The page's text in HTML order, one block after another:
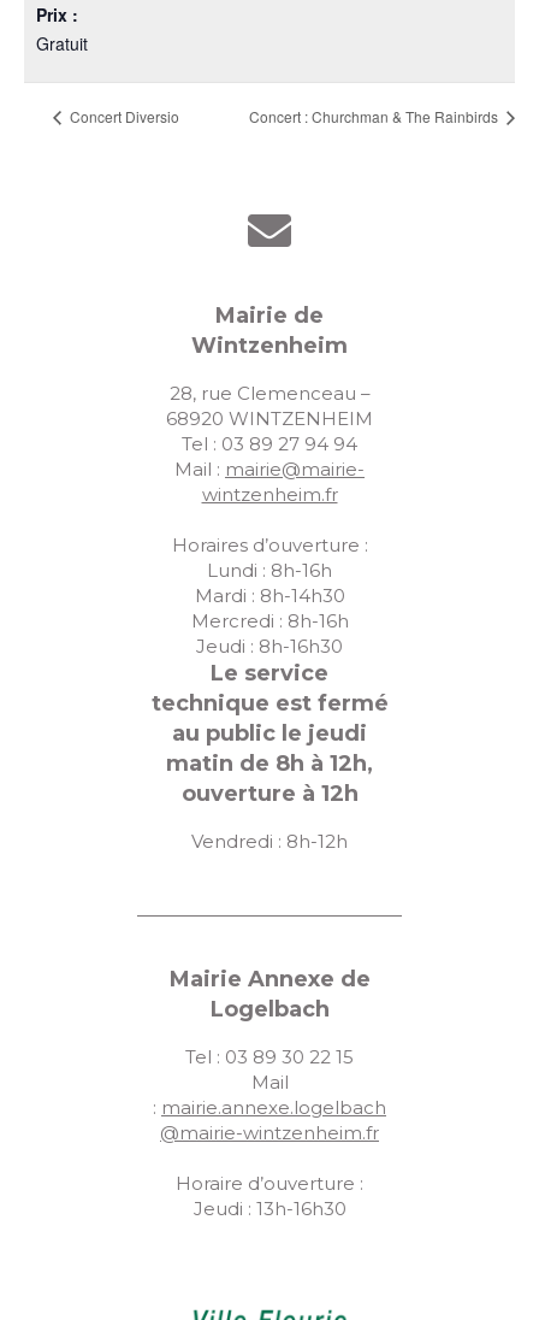
Prix :
Gratuit
Concert Diversio Concert : Churchman & The Rainbirds
Mairie de
Wintzenheim
28, rue Clemenceau –
68920 WINTZENHEIM
Tel : 03 89 27 94 94
Mail : mairie@mairie-
wintzenheim.fr
Horaires d’ouverture :
Lundi : 8h-16h
Mardi : 8h-14h30
Mercredi : 8h-16h
Jeudi : 8h-16h30
Le service
technique est fermé
au public le jeudi
matin de 8h à 12h,
ouverture à 12h
Vendredi : 8h-12h
Mairie Annexe de
Logelbach
Tel : 03 89 30 22 15
Mail
: mairie.annexe.logelbach
@mairie-wintzenheim.fr
Horaire d’ouverture :
Jeudi : 13h-16h30